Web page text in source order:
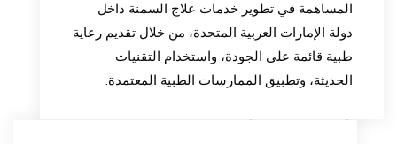
المساهمة في تطوير خدمات علاج السمنة داخل
دولة الإمارات العربية المتحدة، من خلال تقديم رعاية
طبية قائمة على الجودة، واستخدام التقنيات
الحديثة، وتطبيق الممارسات الطبية المعتمدة.